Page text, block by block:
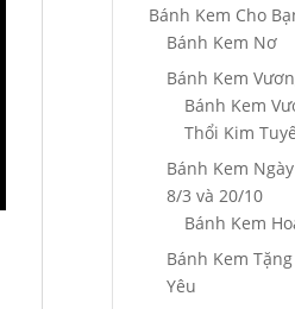
Bánh Kem Cho
Bánh Kem Nơ
Bánh Kem
Bánh Kem
Thổi Kim
Bánh Kem
8/3 và 20/10
Bánh Kem
Bánh Kem
Yêu